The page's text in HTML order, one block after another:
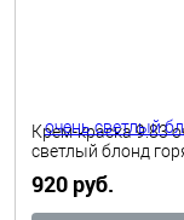
Крем-краска 9.83
светлый блонд
COLORED TINTA
Shot
920 руб.